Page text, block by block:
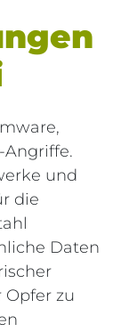
und
die
Daten
zu